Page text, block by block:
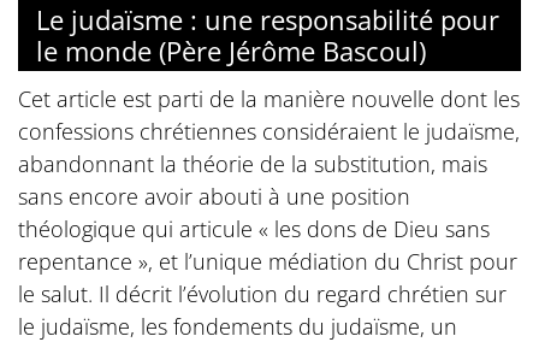
Le judaïsme : une responsabilité pour
le monde (Père Jérôme Bascoul)
Cet article est parti de la manière nouvelle dont les
confessions chrétiennes considéraient le judaïsme,
abandonnant la théorie de la substitution, mais
sans encore avoir abouti à une position
théologique qui articule « les dons de Dieu sans
repentance », et l’unique médiation du Christ pour
le salut. Il décrit l’évolution du regard chrétien sur
le judaïsme, les fondements du judaïsme, un